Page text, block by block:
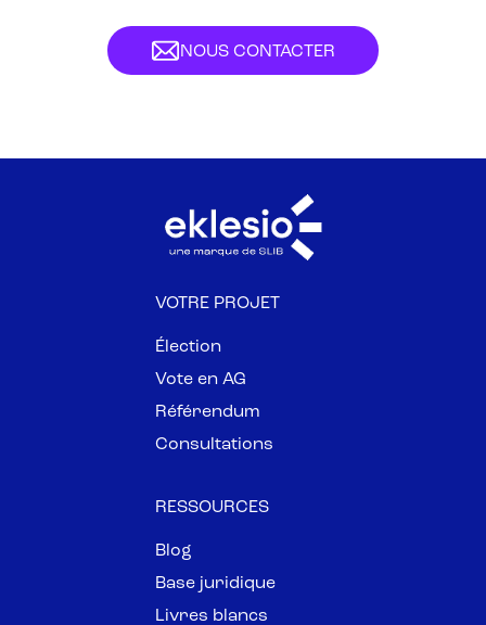
NOUS CONTACTER
VOTRE PROJET
Élection
Vote en AG
Référendum
Consultations
RESSOURCES
Blog
Base juridique
Livres blancs